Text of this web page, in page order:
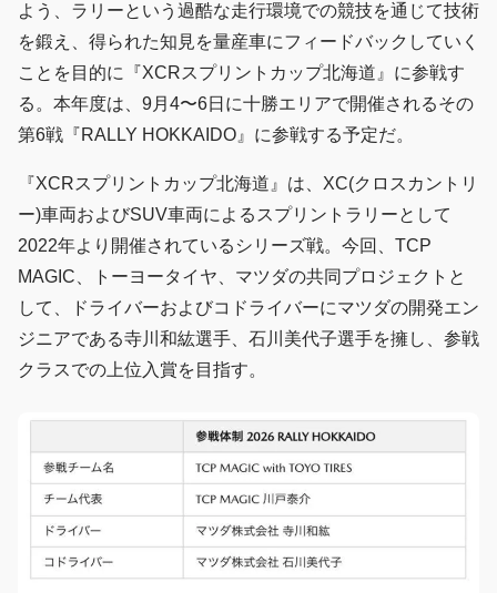
よう、ラリーという過酷な走行環境での競技を通じて技術
を鍛え、得られた知見を量産車にフィードバックしていく
ことを目的に『XCRスプリントカップ北海道』に参戦す
る。本年度は、9月4〜6日に十勝エリアで開催されるその
第6戦『RALLY HOKKAIDO』に参戦する予定だ。
『XCRスプリントカップ北海道』は、XC(クロスカントリ
ー)車両およびSUV車両によるスプリントラリーとして
2022年より開催されているシリーズ戦。今回、TCP
MAGIC、トーヨータイヤ、マツダの共同プロジェクトと
して、ドライバーおよびコドライバーにマツダの開発エン
ジニアである寺川和紘選手、石川美代子選手を擁し、参戦
クラスでの上位入賞を目指す。